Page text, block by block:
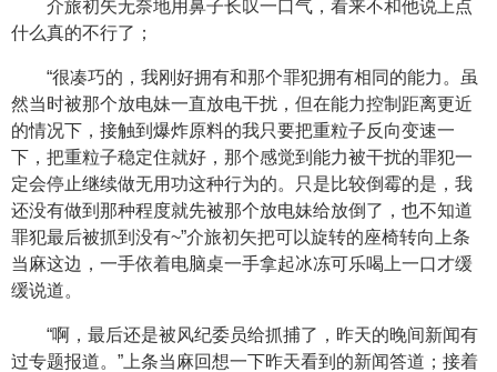
介旅初矢无奈地用鼻子长叹一口气，看来不和他说上点
什么真的不行了；
“很凑巧的，我刚好拥有和那个罪犯拥有相同的能力。虽
然当时被那个放电妹一直放电干扰，但在能力控制距离更近
的情况下，接触到爆炸原料的我只要把重粒子反向变速一
下，把重粒子稳定住就好，那个感觉到能力被干扰的罪犯一
定会停止继续做无用功这种行为的。只是比较倒霉的是，我
还没有做到那种程度就先被那个放电妹给放倒了，也不知道
罪犯最后被抓到没有~”介旅初矢把可以旋转的座椅转向上条
当麻这边，一手依着电脑桌一手拿起冰冻可乐喝上一口才缓
缓说道。
“啊，最后还是被风纪委员给抓捕了，昨天的晚间新闻有
过专题报道。”上条当麻回想一下昨天看到的新闻答道；接着